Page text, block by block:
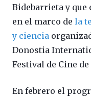
Bidebarrieta y que
en el marco de la
y ciencia
Donostia
Festival de Cine de
En febrero el